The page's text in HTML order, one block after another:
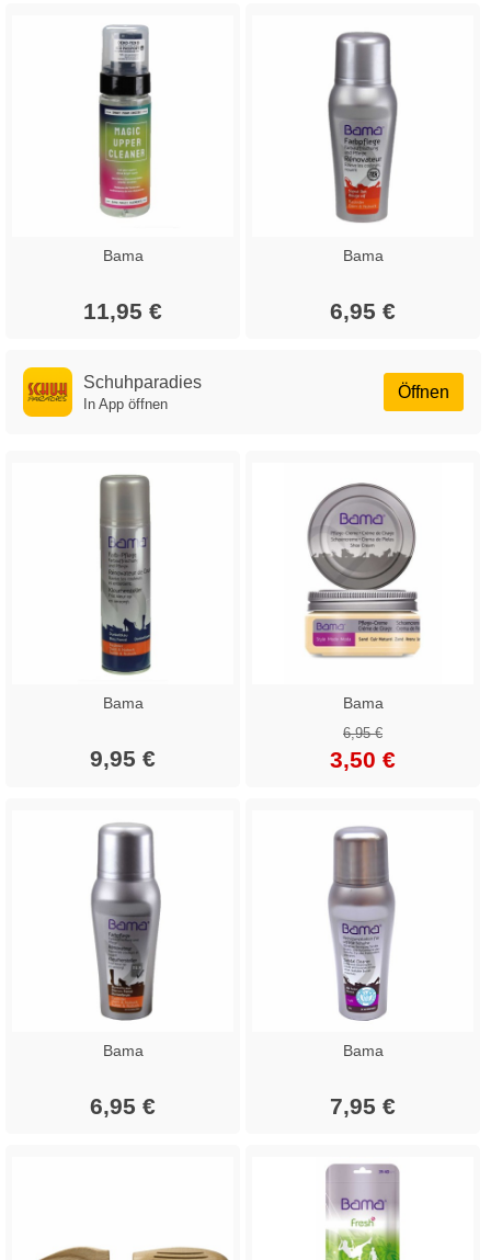
Bama
11,95 €
Bama
6,95 €
Öffnen
Schuhparadies
In App öffnen
Bama
9,95 €
Bama
6,95 €
3,50 €
Bama
6,95 €
Bama
7,95 €